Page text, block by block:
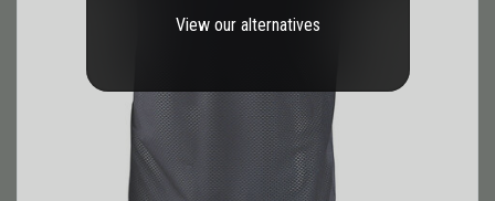
View our alternatives